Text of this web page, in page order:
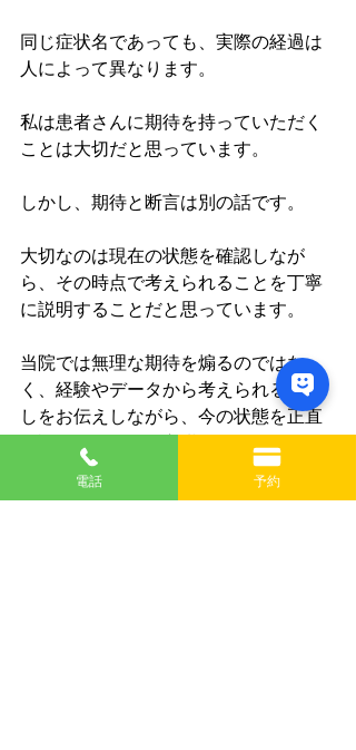
同じ症状名であっても、実際の経過は
人によって異なります。
私は患者さんに期待を持っていただく
ことは大切だと思っています。
しかし、期待と断言は別の話です。
大切なのは現在の状態を確認しなが
ら、その時点で考えられることを丁寧
に説明することだと思っています。
当院では無理な期待を煽るのではな
く、経験やデータから考えられる見通
しをお伝えしながら、今の状態を正直
に説明することを心掛けています。
電話 予約